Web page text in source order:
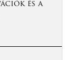
és a